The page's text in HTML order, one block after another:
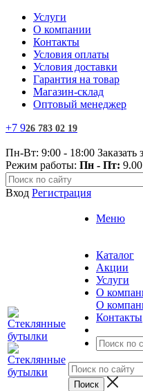
Услуги
О компании
Контакты
Условия оплаты
Условия доставки
Гарантия на товар
Магазин-склад
Оптовый менеджер
+7 926 783 02 19
Пн-Вт: 9:00 - 18:00 Заказать
Режим работы: Пн - Пт:
Вход Регистрация
Меню
Каталог
Акции
Услуги
О
О
Контакты